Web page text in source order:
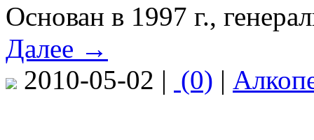
Основан в 1997 г.,
Далее →
2010-05-02 | (0) |